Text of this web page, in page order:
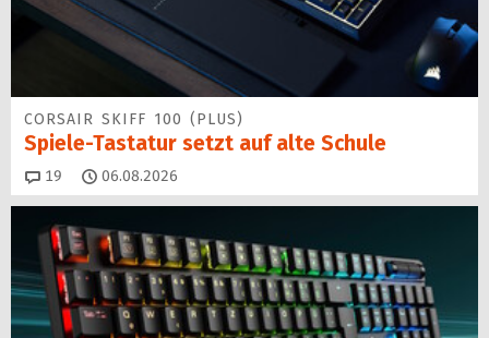
CORSAIR SKIFF 100 (PLUS)
Spiele-Tastatur setzt auf alte Schule
19 Kommentare
06.08.2026